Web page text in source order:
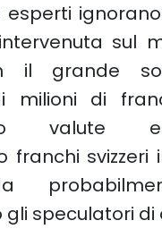
esperti
sul
il grande
milioni di
valute
franchi svizzeri
speculatori di